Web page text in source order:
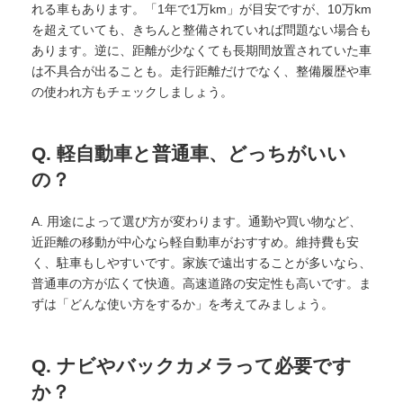
れる車もあります。「1年で1万km」が目安ですが、10万km
を超えていても、きちんと整備されていれば問題ない場合も
あります。逆に、距離が少なくても長期間放置されていた車
は不具合が出ることも。走行距離だけでなく、整備履歴や車
の使われ方もチェックしましょう。
Q. 軽自動車と普通車、どっちがいい
の？
A. 用途によって選び方が変わります。通勤や買い物など、
近距離の移動が中心なら軽自動車がおすすめ。維持費も安
く、駐車もしやすいです。家族で遠出することが多いなら、
普通車の方が広くて快適。高速道路の安定性も高いです。ま
ずは「どんな使い方をするか」を考えてみましょう。
Q. ナビやバックカメラって必要です
か？